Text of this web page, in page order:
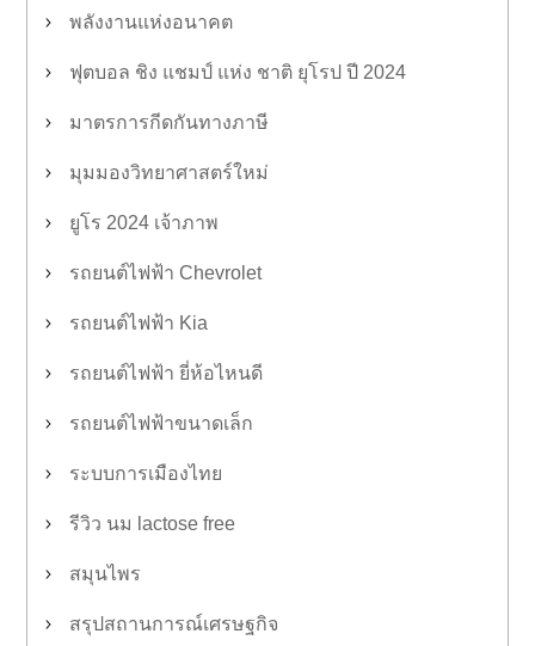
พลังงานแห่งอนาคต
ฟุตบอล ชิง แชมป์ แห่ง ชาติ ยุโรป ปี 2024
มาตรการกีดกันทางภาษี
มุมมองวิทยาศาสตร์ใหม่
ยูโร 2024 เจ้าภาพ
รถยนต์ไฟฟ้า Chevrolet
รถยนต์ไฟฟ้า Kia
รถยนต์ไฟฟ้า ยี่ห้อไหนดี
รถยนต์ไฟฟ้าขนาดเล็ก
ระบบการเมืองไทย
รีวิว นม lactose free
สมุนไพร
สรุปสถานการณ์เศรษฐกิจ